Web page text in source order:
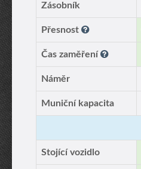
Zásobník
Přesnost
Čas zaměření
Náměr
Muniční kapacita
Stojící vozidlo